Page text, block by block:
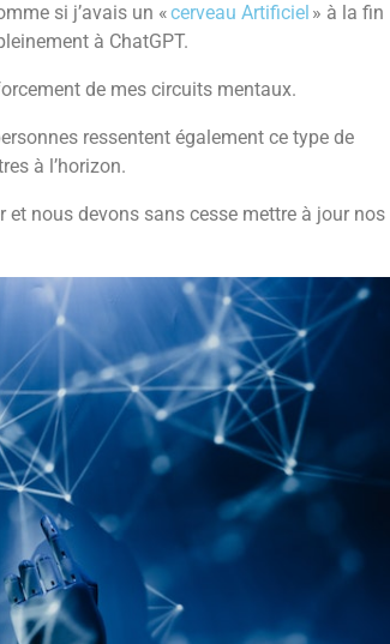
si j’avais un «cerveau Artificiel » à la fin
à ChatGPT.
de mes circuits mentaux.
ressentent également ce type de
à l’horizon.
et nous devons sans cesse mettre à jour nos